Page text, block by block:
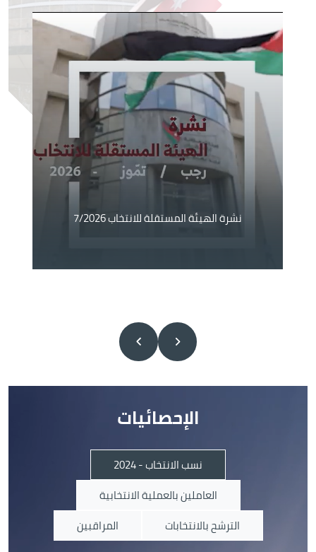
الصورة
نشرة الهيئة المستقلة للانتخاب 7/2026
الإحصائيات
نسب الانتخاب - 2024
العاملين بالعملية الانتخابية
الترشح بالانتخابات
المراقبين